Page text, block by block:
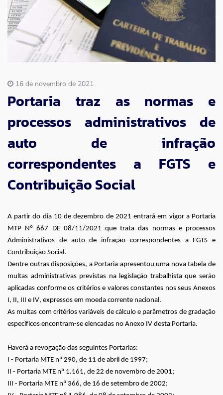
Imprensa
Contato
16 de novembro de 2021
Portaria traz as normas e
processos administrativos de
auto de infração
correspondentes a FGTS e
Contribuição Social
A partir do dia 10 de dezembro de 2021 entrará em vigor a Portaria
MTP Nº 667 DE 08/11/2021 que trata das normas e processos
Administrativos de auto de infração correspondentes a FGTS e
Contribuição Social.
Dentre outras disposições, a Portaria apresentou uma nova tabela de
multas administrativas previstas na legislação trabalhista que serão
aplicadas conforme os critérios e valores constantes nos seus Anexos
I, II, III e IV, expressos em moeda corrente nacional.
As multas com critérios variáveis de cálculo e parâmetros de gradação
específicos encontram-se elencadas no Anexo IV desta Portaria.
Haverá a revogação das seguintes Portarias:
I - Portaria MTE nº 290, de 11 de abril de 1997;
II - Portaria MTE nº 1.161, de 22 de novembro de 2001;
III - Portaria MTE nº 366, de 16 de setembro de 2002;